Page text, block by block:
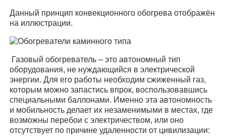
Данный принцип конвекционного обогрева отображён
на иллюстрации.
Газовый обогреватель – это автономный тип
оборудования, не нуждающийся в электрической
энергии. Для его работы необходим сжиженный газ,
которым можно запастись впрок, воспользовавшись
специальными баллонами. Именно эта автономность
и мобильность делает их незаменимыми в местах, где
возможны перебои с электричеством, или оно
отсутствует по причине удаленности от цивилизации: